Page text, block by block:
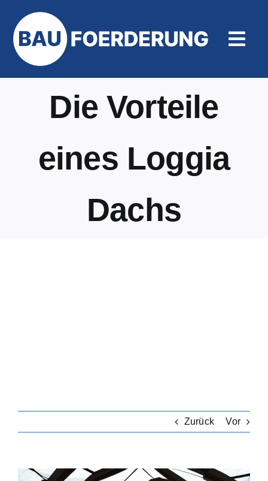
Inhalt
springen
Die Vorteile
eines Loggia
Dachs
Zurück Vor
Zeige